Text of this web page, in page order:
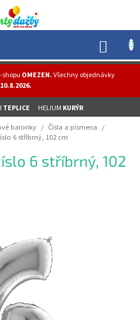
shopu OMEZEN.Všechny objednávky
TEPLICE HELIUM KURÝR
balonky / Čísla a písmena /
6 stříbrný, 102 cm
6 stříbrný, 102